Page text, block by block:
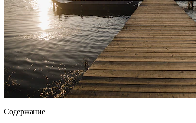
Содержание